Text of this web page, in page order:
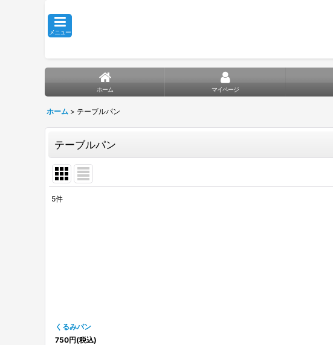
メニュー
ホーム マイページ
ホーム > テーブルパン
テーブルパン
5件
くるみパン
750円(税込)